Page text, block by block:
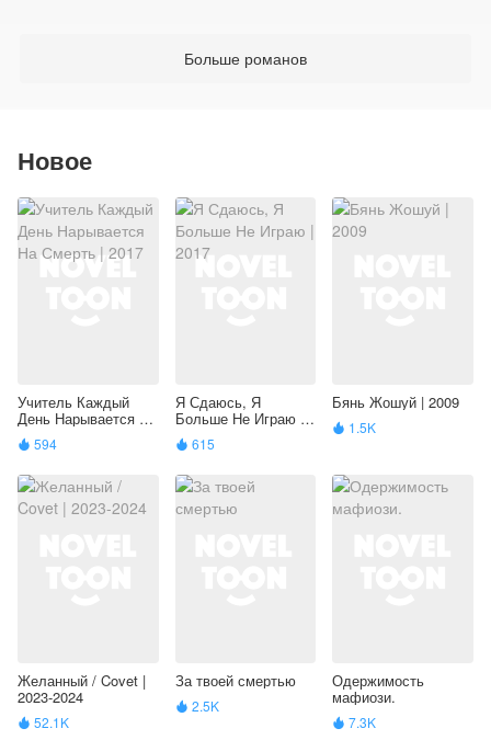
Больше романов
Новое
Учитель Каждый
День Нарывается На
Смерть | 2017
 594
Я Сдаюсь, Я
Больше Не Играю |
2017
 615
Бянь Жошуй | 2009
 1.5K
Желанный / Covet |
2023-2024
 52.1K
За твоей смертью
 2.5K
Одержимость
мафиози.
 7.3K